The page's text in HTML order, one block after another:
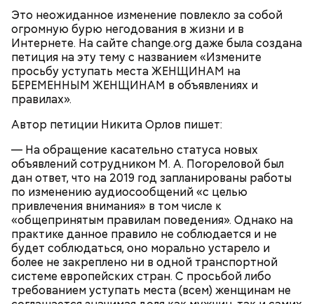
Это неожиданное изменение повлекло за собой
огромную бурю негодования в жизни и в
Интернете. На сайте change.org даже была создана
петиция на эту тему с названием «Измените
просьбу уступать места ЖЕНЩИНАМ на
БЕРЕМЕННЫМ ЖЕНЩИНАМ в объявлениях и
правилах».
Автор петиции Никита Орлов пишет:
— На обращение касательно статуса новых
объявлений сотрудником М. А. Погореловой был
дан ответ, что на 2019 год запланированы работы
по изменению аудиосообщений «с целью
привлечения внимания» в том числе к
«общепринятым правилам поведения». Однако на
практике данное правило не соблюдается и не
будет соблюдаться, оно морально устарело и
более не закреплено ни в одной транспортной
системе европейских стран. С просьбой либо
требованием уступать места (всем) женщинам не
Борщ с фасолью
1 корешок петрушки;
1-2 луковицы;
1 ст. ложка томатной пасты или 2-3 свежих
помидора;
3-4 ст. ложки растительного масла;
1 ст. ложка сахара;
2 л воды;
укропа.
варки заправить борщ растертым чесноком,
болгарским перцем, зеленью укропа или петрушки.
Хмели-сунели добавить по вкусу. Довести до
кипения.